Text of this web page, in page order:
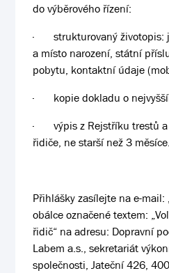
do výběrového řízení:
·
strukturovaný
a místo narození, státní
pobytu, kontaktní údaje
·
kopie dokladu o
·
výpis z Rejstříku trestů
řidiče, ne starší než 3 měsíce.
Přihlášky zasílejte na e-mail:
obálce označené textem:
řidič“ na adresu: Dopravní
Labem a.s., sekretariát
společnosti, Jateční 426,